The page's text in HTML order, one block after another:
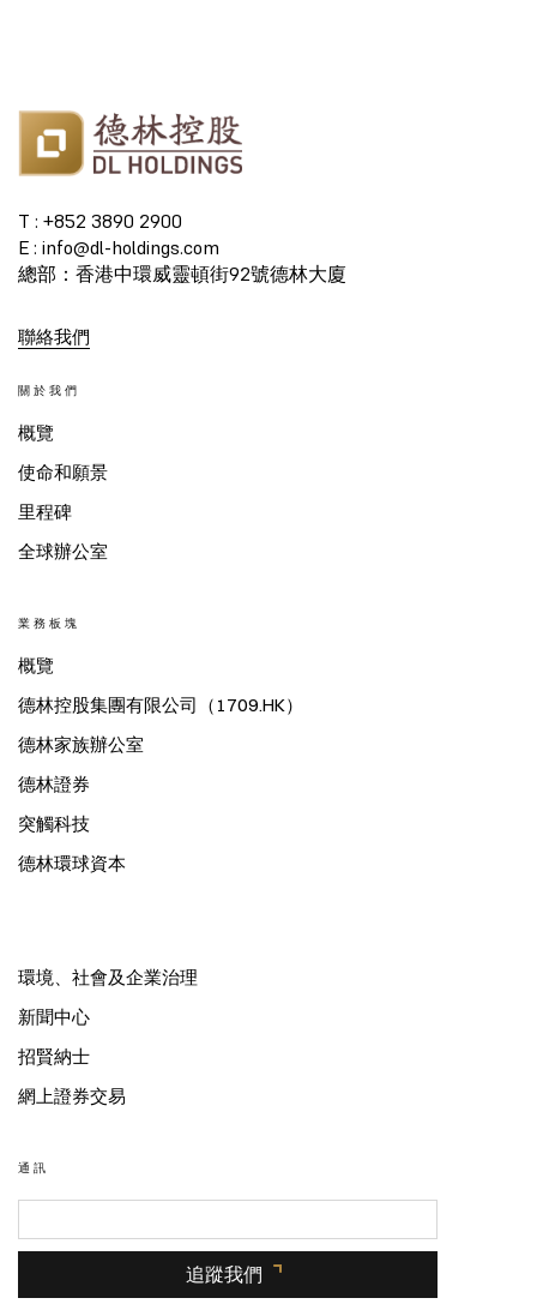
T : +852 3890 2900
E : info@dl-holdings.com
總部：香港中環威靈頓街92號德林大廈
聯絡我們
關於我們
概覽
使命和願景
里程碑
全球辦公室
業務板塊
概覽
德林控股集團有限公司（1709.HK）
德林家族辦公室
德林證券
突觸科技
德林環球資本
環境、社會及企業治理
新聞中心
招賢納士
網上證券交易
通訊
追蹤我們